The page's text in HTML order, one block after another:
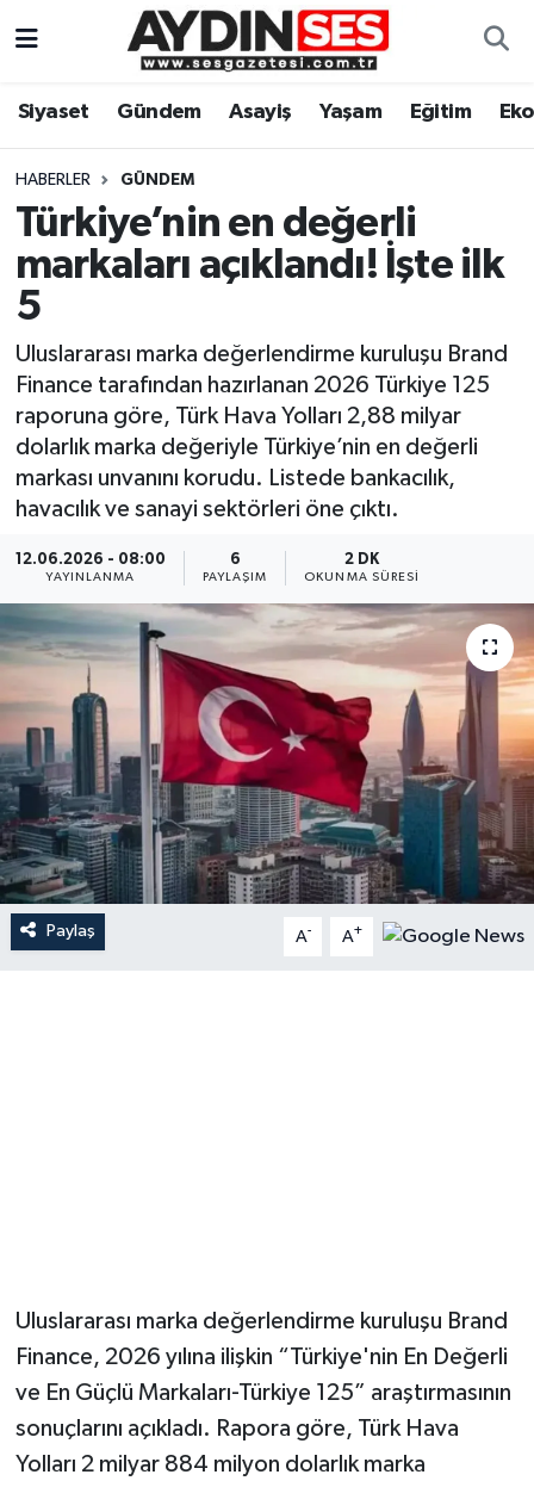
Siyaset Gündem Asayiş Yaşam Eğitim
HABERLER GÜNDEM
Türkiye’nin en değerli
markaları açıklandı! İşte ilk
5
Uluslararası marka değerlendirme kuruluşu Brand
Finance tarafından hazırlanan 2026 Türkiye 125
raporuna göre, Türk Hava Yolları 2,88 milyar
dolarlık marka değeriyle Türkiye’nin en değerli
markası unvanını korudu. Listede bankacılık,
havacılık ve sanayi sektörleri öne çıktı.
12.06.2026 - 08:00
YAYINLANMA
6
PAYLAŞIM
2 DK
OKUNMA SÜRESI
Paylaş A- A+
Uluslararası marka değerlendirme kuruluşu Brand
Finance, 2026 yılına ilişkin “Türkiye'nin En Değerli
ve En Güçlü Markaları-Türkiye 125” araştırmasının
sonuçlarını açıkladı. Rapora göre, Türk Hava
Yolları 2 milyar 884 milyon dolarlık marka
Gündem
Siyaset
Ekonomi
Eğitim
Kültür Sanat
Spor
Aydın Hava Durumu
Aydin Namaz Vakitleri
Aydın Trafik Yoğunluk Haritası
Tüm Manşetler
Son Dakika Haberleri
Haber Arşivi